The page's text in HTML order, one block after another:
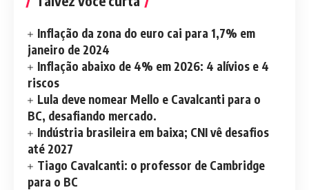
Inflação da zona do euro cai para 1,7% em
janeiro de 2024
Inflação abaixo de 4% em 2026: 4 alívios e 4
riscos
Lula deve nomear Mello e Cavalcanti para o
BC, desafiando mercado.
Indústria brasileira em baixa; CNI vê desafios
até 2027
Tiago Cavalcanti: o professor de Cambridge
para o BC